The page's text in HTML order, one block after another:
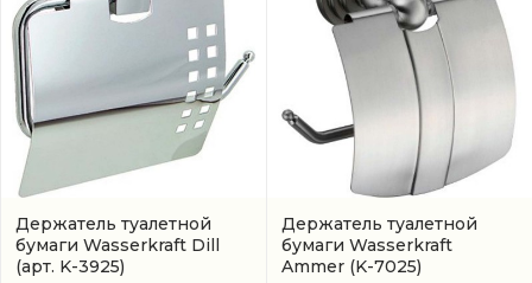
Держатель туалетной
бумаги Wasserkraft Dill
(арт. K-3925)
Держатель туалетной
бумаги Wasserkraft
Ammer (K-7025)